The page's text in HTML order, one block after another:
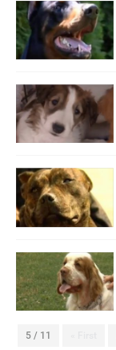
5 / 11